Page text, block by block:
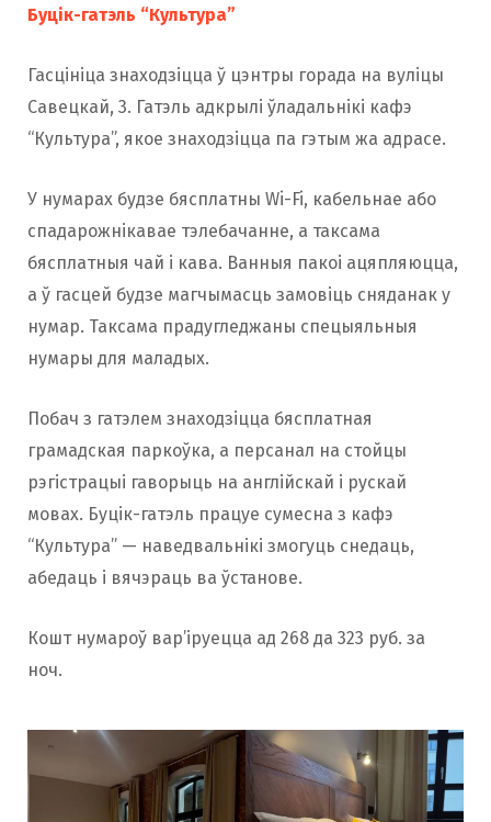
Буцік-гатэль “Культура”
Гасцініца знаходзіцца ў цэнтры горада на вуліцы
Савецкай, 3. Гатэль адкрылі ўладальнікі кафэ
“Культура”, якое знаходзіцца па гэтым жа адрасе.
У нумарах будзе бясплатны Wi-Fi, кабельнае або
спадарожнікавае тэлебачанне, а таксама
бясплатныя чай і кава. Ванныя пакоі ацяпляюцца,
а ў гасцей будзе магчымасць замовіць сняданак у
нумар. Таксама прадугледжаны спецыяльныя
нумары для маладых.
Побач з гатэлем знаходзіцца бясплатная
грамадская паркоўка, а персанал на стойцы
рэгістрацыі гаворыць на англійскай і рускай
мовах. Буцік-гатэль працуе сумесна з кафэ
“Культура” — наведвальнікі змогуць снедаць,
абедаць і вячэраць ва ўстанове.
Кошт нумароў вар’іруецца ад 268 да 323 руб. за
ноч.